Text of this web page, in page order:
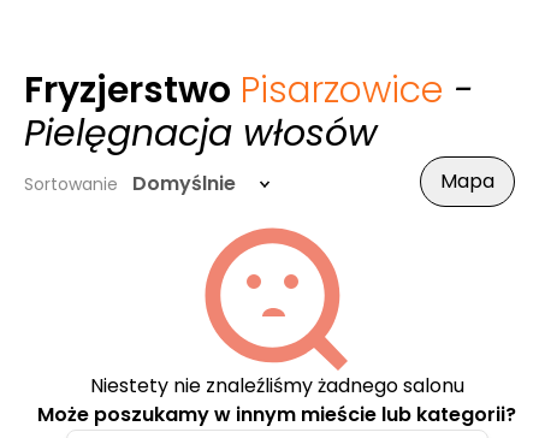
Fryzjerstwo Pisarzowice -
Pielęgnacja włosów
Sortowanie Domyślnie Mapa
Niestety nie znaleźliśmy żadnego salonu
Może poszukamy w innym mieście lub kategorii?